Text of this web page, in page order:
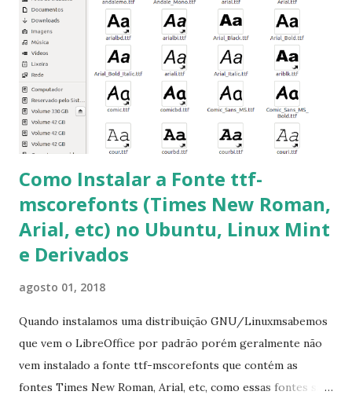
clicando em “Ok” Agora aceite os termos de uso clicando
em “Sim” Pronto agora abra o LibreOffice e veja se as
fontes Times New Roman, Arial estão instaladas. Caso
ocorra algum erro ou precisa reinstalar, execute: $ sudo
apt-get install --reinstall ttf-mscorefonts-installer
Como Instalar a Fonte ttf-
mscorefonts (Times New Roman,
Arial, etc) no Ubuntu, Linux Mint
e Derivados
agosto 01, 2018
Quando instalamos uma distribuição GNU/Linuxmsabemos
que vem o LibreOffice por padrão porém geralmente não
vem instalado a fonte ttf-mscorefonts que contém as
fontes Times New Roman, Arial, etc, como essas fontes são